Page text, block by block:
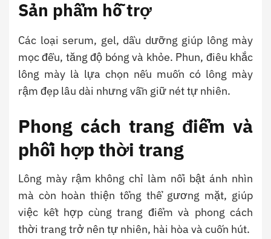
Sản phẩm hỗ trợ
Các loại serum, gel, dầu dưỡng giúp lông mày
mọc đều, tăng độ bóng và khỏe. Phun, điêu khắc
lông mày là lựa chọn nếu muốn có lông mày
rậm đẹp lâu dài nhưng vẫn giữ nét tự nhiên.
Phong cách trang điểm và
phối hợp thời trang
Lông mày rậm không chỉ làm nổi bật ánh nhìn
mà còn hoàn thiện tổng thể gương mặt, giúp
việc kết hợp cùng trang điểm và phong cách
thời trang trở nên tự nhiên, hài hòa và cuốn hút.